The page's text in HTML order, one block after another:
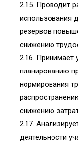
2.15. Проводит
использования
резервов
снижению
2.16. Принимает
планированию
нормирования
снижению
2.17.
деятельности